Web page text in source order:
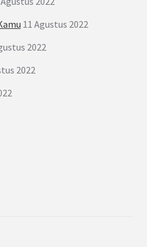
11 Agustus 2022
2022
2022